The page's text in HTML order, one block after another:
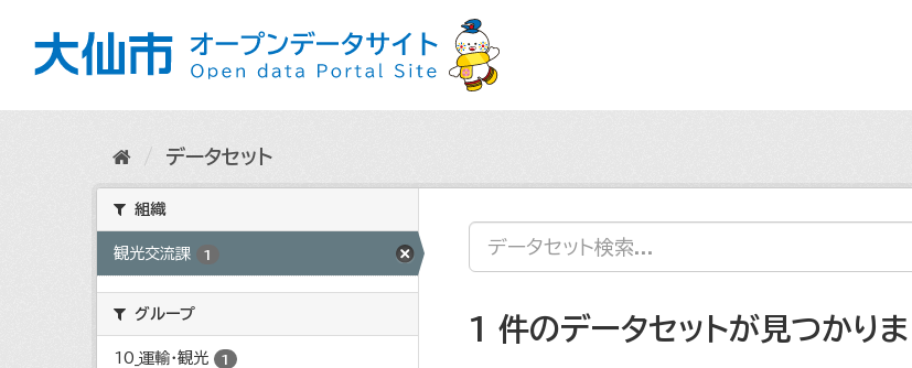
データセット
組織
観光交流課 1
グループ
10_運輸・観光 1
1 件のデータセットが見つかり